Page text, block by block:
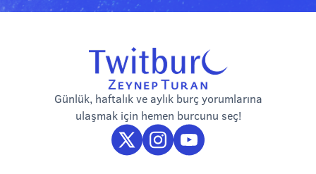
Günlük, haftalık ve aylık burç yorumlarına
ulaşmak için hemen burcunu seç!